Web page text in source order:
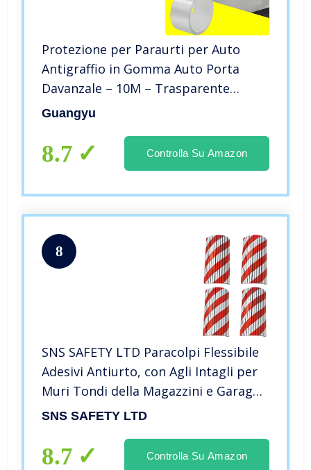
Protezione per Paraurti per Auto
Antigraffio in Gomma Auto Porta
Davanzale – 10M – Trasparente
(5cm*10M)
Guangyu
8.7 Controlla Su Amazon
8
SNS SAFETY LTD Paracolpi Flessibile
Adesivi Antiurto, con Agli Intagli per
Muri Tondi della Magazzini e Garage,
44x25x2 cm, Rosso Bianco (Pacco da
SNS SAFETY LTD
8.7 Controlla Su Amazon